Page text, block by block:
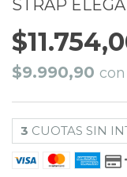
STRAP
$9.990,90 con
3 CUOTAS SIN